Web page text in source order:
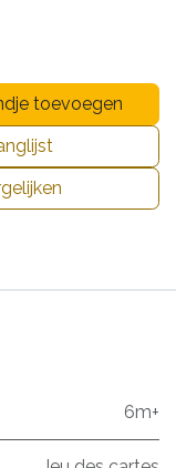
toevoegen
6m+